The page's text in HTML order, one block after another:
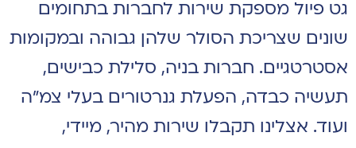
גט פיול מספקת שירות לחברות בתחומים
שונים שצריכת הסולר שלהן גבוהה ובמקומות
אסטרטגיים. חברות בניה, סלילת כבישים,
תעשיה כבדה, הפעלת גנרטורים בעלי צמ"ה
ועוד. אצלינו תקבלו שירות מהיר, מיידי,